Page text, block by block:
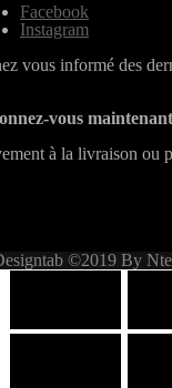
Facebook
Instagram
vous informé des
vous
à la livraison ou
©2019 By